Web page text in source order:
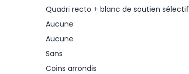
Quadri recto + blanc de soutien sélectif
Aucune
Aucune
Sans
Coins arrondis